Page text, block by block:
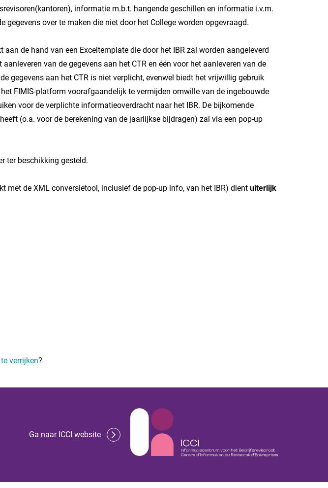
informatie m.b.t. hangende geschillen en informatie i.v.m.
over te maken die niet door het College worden opgevraagd.
de hand van een Exceltemplate die door het IBR zal worden aangeleverd
van de gegevens aan het CTR en één voor het aanleveren van de
gegevens aan het CTR is niet verplicht, evenwel biedt het vrijwillig gebruik
FIMIS-platform voorafgaandelijk te vermijden omwille van de ingebouwde
voor de verplichte informatieoverdracht naar het IBR. De bijkomende
(o.a. voor de berekening van de jaarlijkse bijdragen) zal via een pop-up
ter beschikking gesteld.
met de XML conversietool, inclusief de pop-up info, van het IBR) dient uiterlijk
verrijken?
Ga naar ICCI website